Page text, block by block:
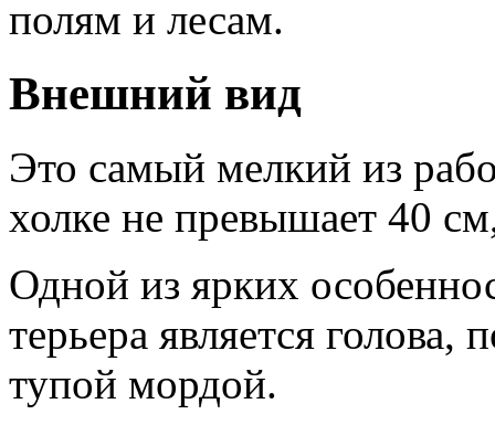
полям и лесам.
Внешний вид
Это самый мелкий из
холке не превышает 40
Одной из ярких
терьера является
тупой мордой.